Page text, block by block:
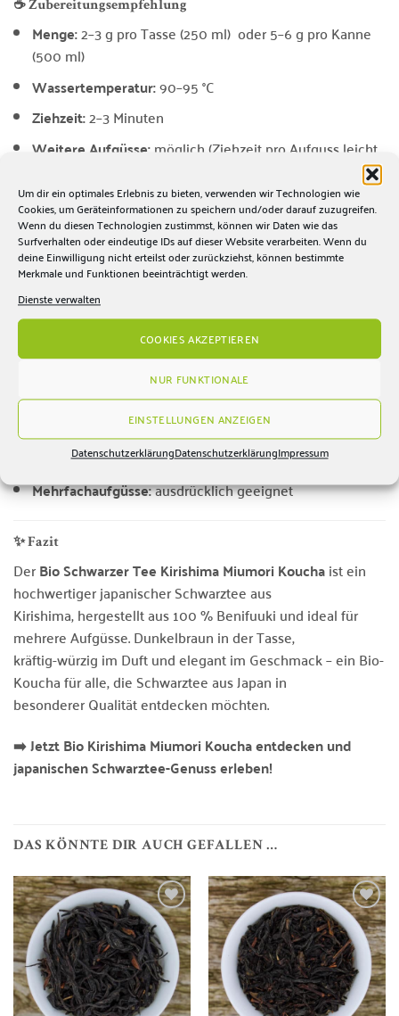
Um dir ein optimales Erlebnis zu bieten, verwenden wir Technologien wie
Cookies, um Geräteinformationen zu speichern und/oder darauf zuzugreifen.
Wenn du diesen Technologien zustimmst, können wir Daten wie das
Surfverhalten oder eindeutige IDs auf dieser Website verarbeiten. Wenn du
deine Einwilligung nicht erteilst oder zurückziehst, können bestimmte
Merkmale und Funktionen beeinträchtigt werden.
Dienste verwalten
COOKIES AKZEPTIEREN
NUR FUNKTIONALE
EINSTELLUNGEN ANZEIGEN
DatenschutzerklärungDatenschutzerklärungImpressum
☕ Zubereitungsempfehlung
Menge:2–3 g pro Tasse (250 ml) oder 5–6 g pro Kanne
(500 ml)
Wassertemperatur:90–95 °C
Ziehzeit:2–3 Minuten
Weitere Aufgüsse:möglich (Ziehzeit pro Aufguss leicht
Tipp: Für ein besonders elegantes Ergebnis eher mit 90 °C
starten und kürzer ziehen lassen. Für mehr Würze
die Ziehzeit moderat verlängern.
📌 Merkmale auf einen Blick
Japan, Kirishima-Region
Produzent:Shutaro Hayashi
Varietät:100 % Benifuuki
Bio-zertifiziert
kräftig-würzig, elegant, vollmundig
Mehrfachaufgüsse:ausdrücklich geeignet
✨ Fazit
DerBio Schwarzer Tee Kirishima Miumori Kouchaist ein
hochwertiger japanischer Schwarztee aus
Kirishima, hergestellt aus 100 % Benifuuki und ideal für
mehrere Aufgüsse. Dunkelbraun in der Tasse,
kräftig-würzig im Duft und elegant im Geschmack – ein Bio-
Koucha für alle, die Schwarztee aus Japan in
besonderer Qualität entdecken möchten.
➡️ Jetzt Bio Kirishima Miumori Koucha entdecken und
japanischen Schwarztee-Genuss erleben!
DAS KÖNNTE DIR AUCH GEFALLEN …
Zur
Wunschliste
hinzufügen
Zur
Wunschliste
hinzufügen